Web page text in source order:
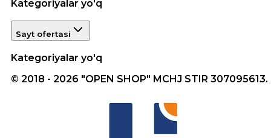
Kategoriyalar yo'q
Sayt ofertasi
Kategoriyalar yo'q
© 2018 - 2026 "OPEN SHOP" MCHJ STIR 307095613.